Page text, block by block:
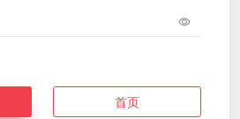
首页